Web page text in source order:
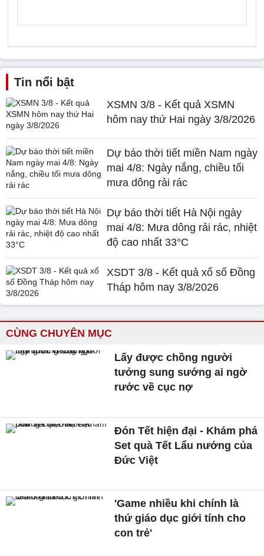
Tin nổi bật
XSMN 3/8 - Kết quả XSMN
hôm nay thứ Hai ngày 3/8/2026
Dự báo thời tiết miền Nam ngày
mai 4/8: Ngày nắng, chiều tối
mưa dông rải rác
Dự báo thời tiết Hà Nội ngày
mai 4/8: Mưa dông rải rác, nhiệt
độ cao nhất 33°C
XSDT 3/8 - Kết quả xổ số Đồng
Tháp hôm nay 3/8/2026
CÙNG CHUYÊN MỤC
Lấy được chồng người
tưởng sung sướng ai ngờ
rước về cục nợ
Đón Tết hiện đại - Khám phá
Set quà Tết Lẩu nướng của
Đức Việt
'Game nhiều khi chính là
thứ giáo dục giới tính cho
con trẻ'